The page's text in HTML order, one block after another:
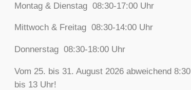
Montag & Dienstag 08:30-17:00 Uhr
Mittwoch & Freitag 08:30-14:00 Uhr
Donnerstag 08:30-18:00 Uhr
Vom 25. bis 31. August 2026 abweichend 8:30
bis 13 Uhr!